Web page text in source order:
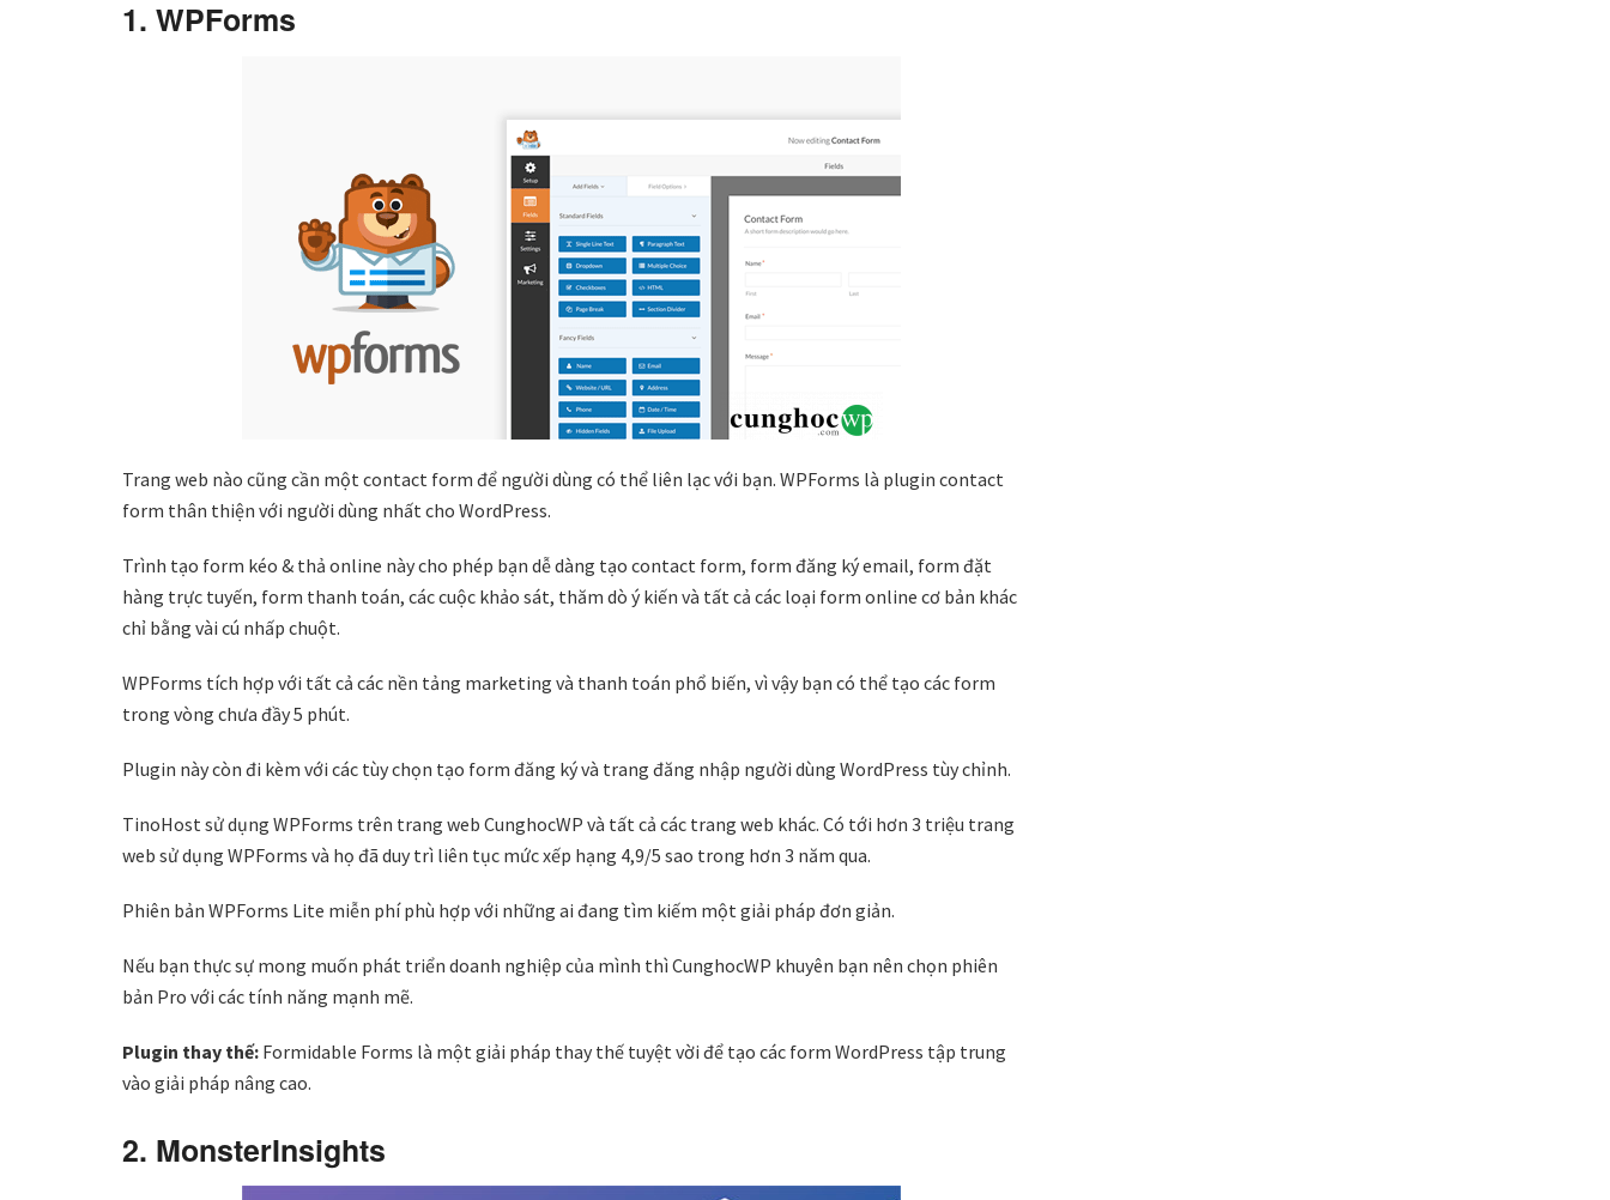
1. WPForms
Trang web nào cũng cần một contact form để người dùng có thể liên lạc với bạn. WPForms là plugin contact
form thân thiện với người dùng nhất cho WordPress.
Trình tạo form kéo & thả online này cho phép bạn dễ dàng tạo contact form, form đăng ký email, form đặt
hàng trực tuyến, form thanh toán, các cuộc khảo sát, thăm dò ý kiến ​​và tất cả các loại form online cơ bản khác
chỉ bằng vài cú nhấp chuột.
WPForms tích hợp với tất cả các nền tảng marketing và thanh toán phổ biến, vì vậy bạn có thể tạo các form
trong vòng chưa đầy 5 phút.
Plugin này còn đi kèm với các tùy chọn tạo form đăng ký và trang đăng nhập người dùng WordPress tùy chỉnh.
TinoHost sử dụng WPForms trên trang web CunghocWP và tất cả các trang web khác. Có tới hơn 3 triệu trang
web sử dụng WPForms và họ đã duy trì liên tục mức xếp hạng 4,9/5 sao trong hơn 3 năm qua.
Phiên bản WPForms Lite miễn phí phù hợp với những ai đang tìm kiếm một giải pháp đơn giản.
Nếu bạn thực sự mong muốn phát triển doanh nghiệp của mình thì CunghocWP khuyên bạn nên chọn phiên
bản Pro với các tính năng mạnh mẽ.
Plugin thay thế: Formidable Forms là một giải pháp thay thế tuyệt vời để tạo các form WordPress tập trung
vào giải pháp nâng cao.
2. MonsterInsights